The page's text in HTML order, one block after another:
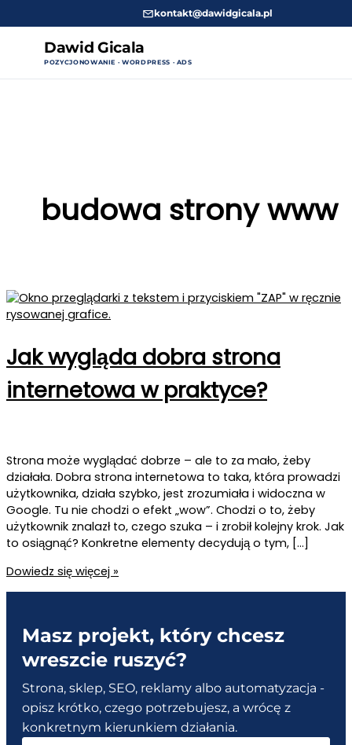
kontakt@dawidgicala.pl
Dawid Gicala
POZYCJONOWANIE · WORDPRESS · ADS
budowa strony www
Jak wygląda dobra strona
internetowa w praktyce?
Strona może wyglądać dobrze – ale to za mało, żeby
działała. Dobra strona internetowa to taka, która prowadzi
użytkownika, działa szybko, jest zrozumiała i widoczna w
Google. Tu nie chodzi o efekt „wow”. Chodzi o to, żeby
użytkownik znalazł to, czego szuka – i zrobił kolejny krok. Jak
to osiągnąć? Konkretne elementy decydują o tym, […]
Jak
internetowa
praktyce?
Dowiedz się więcej »
Masz projekt, który chcesz
wreszcie ruszyć?
Strona, sklep, SEO, reklamy albo automatyzacja -
opisz krótko, czego potrzebujesz, a wrócę z
konkretnym kierunkiem działania.